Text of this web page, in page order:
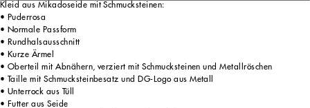
Kleid aus Mikadoseide mit Schmucksteinen:
• Puderrosa
• Normale Passform
• Rundhalsausschnitt
• Kurze Ärmel
• Oberteil mit Abnähern, verziert mit Schmucksteinen und Metallröschen
• Taille mit Schmucksteinbesatz und DG-Logo aus Metall
• Unterrock aus Tüll
• Futter aus Seide